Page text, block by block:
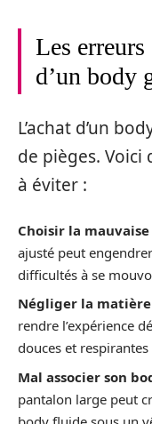
Les
d’un body
L’achat d’un
de pièges.
à éviter :
Choisir la
ajusté peut
difficultés à se
Négliger la matière
rendre l’expérience
douces et respirantes
Mal associer son
pantalon large peut